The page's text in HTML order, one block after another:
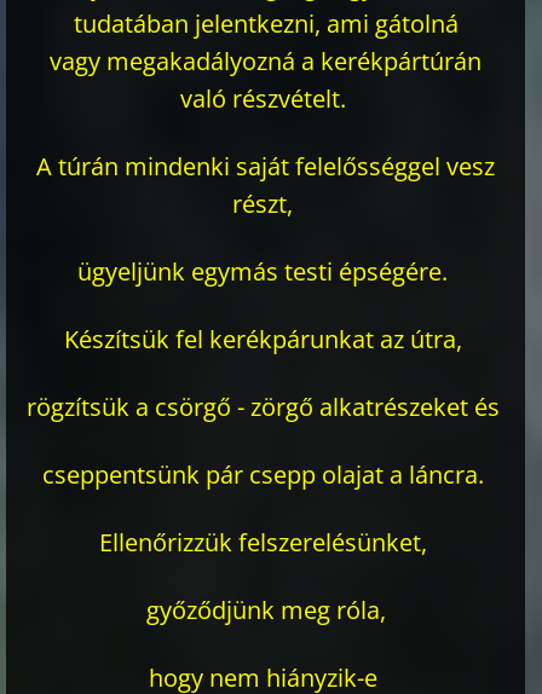
tudatában jelentkezni, ami gátolná
vagy megakadályozná a kerékpártúrán
való részvételt.
A túrán mindenki sajátfelelősséggel vesz
részt,
ügyeljünk egymás testi épségére.
Készítsük fel kerékpárunkat az útra,
rögzítsük a csörgő - zörgő alkatrészeket és
cseppentsünk pár csepp olajat a láncra.
Ellenőrizzük felszerelésünket,
győződjünk meg róla,
hogy nem hiányzik-e